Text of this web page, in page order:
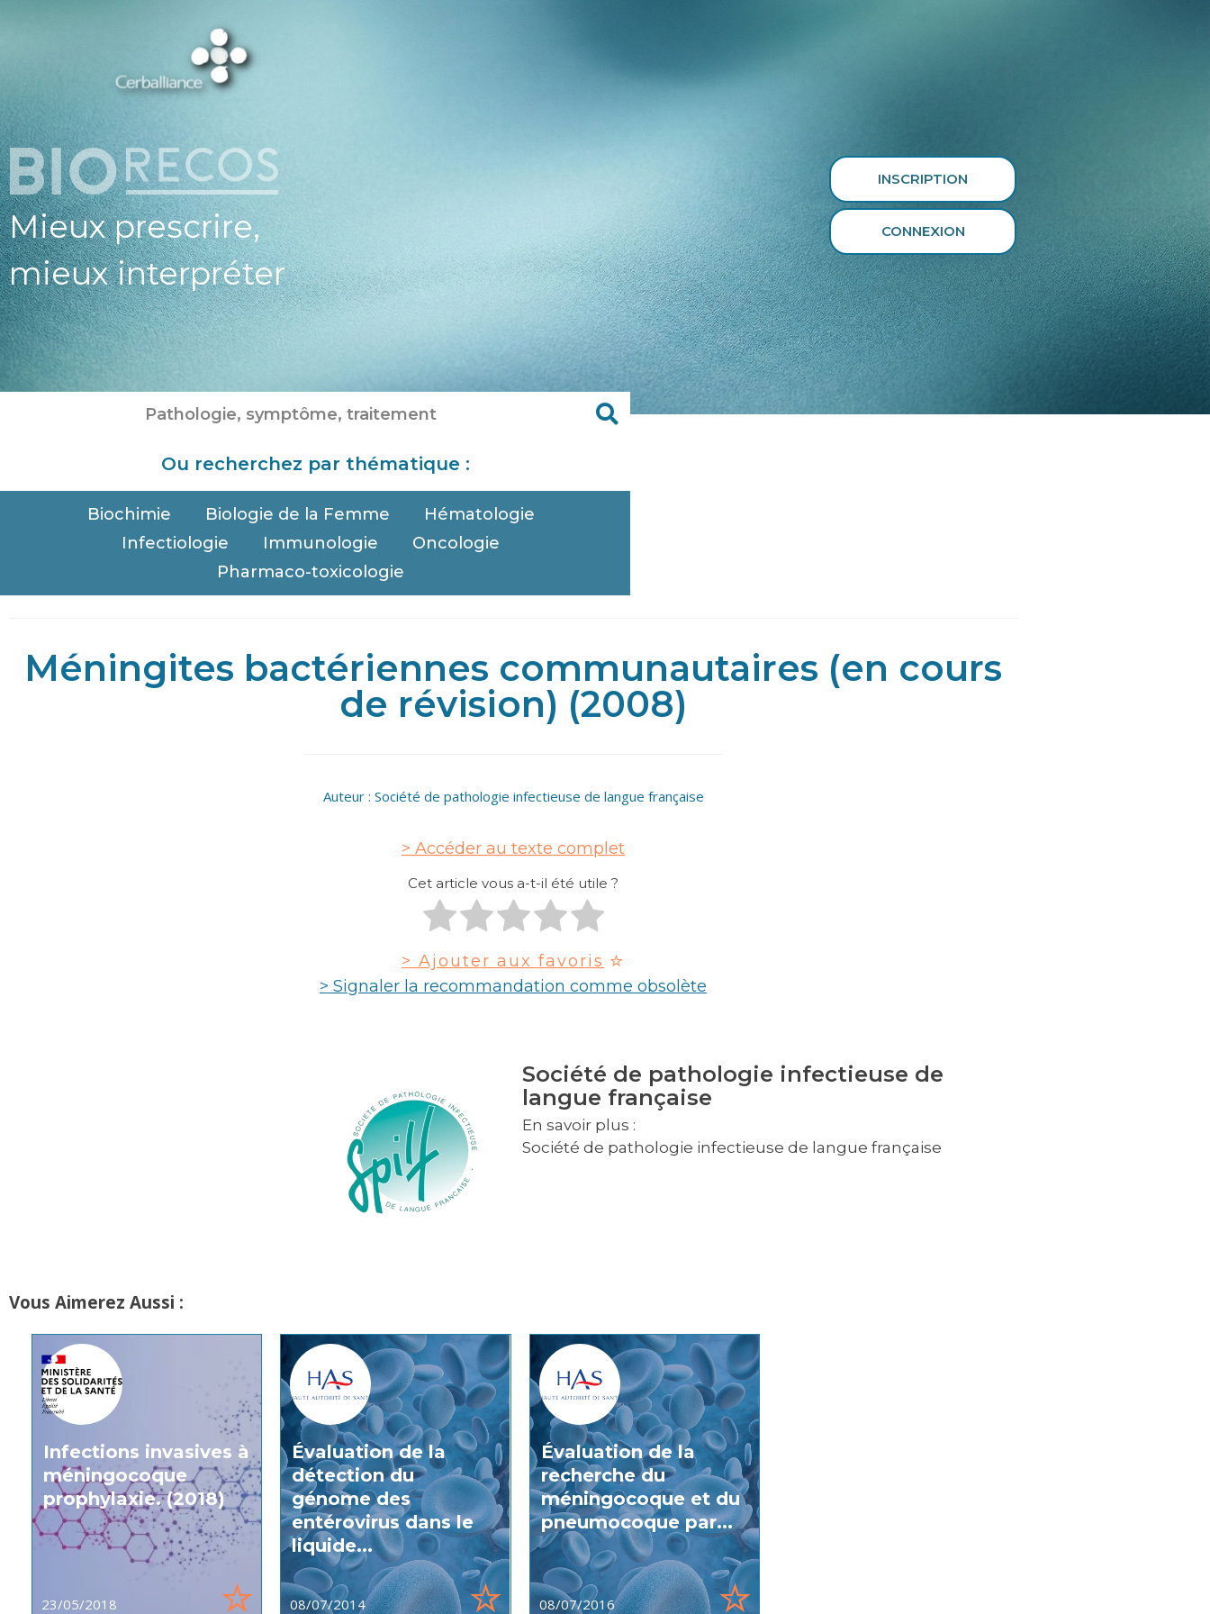
Mieux prescrire,
mieux interpréter
INSCRIPTION
CONNEXION
Ou recherchez par thématique :
Biochimie Biologie de la Femme
Hématologie
Infectiologie
Immunologie
Oncologie
Pharmaco-toxicologie
Méningites bactériennes communautaires (en cours
de révision) (2008)
Auteur : Société de pathologie infectieuse de langue française
Accéder au texte complet
Cet article vous a-t-il été utile ?
> Ajouter aux favoris
> Signaler la recommandation comme obsolète
Société de pathologie infectieuse de
langue française
En savoir plus :
Société de pathologie infectieuse de langue française
Vous Aimerez Aussi :
Infections invasives à
méningocoque
prophylaxie. (2018)
23/05/2018
Évaluation de la
détection du
génome des
entérovirus dans le
liquide...
08/07/2014
Évaluation de la
recherche du
méningocoque et du
pneumocoque par...
08/07/2016